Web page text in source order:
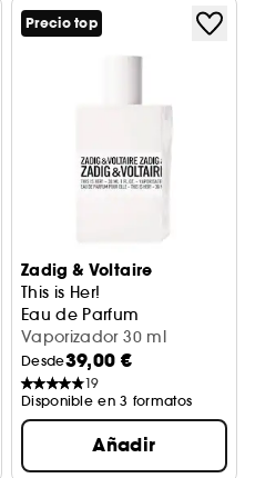
Precio top
Zadig & Voltaire
This is Her!
Eau de Parfum
Vaporizador 30 ml
Desde39,00 €
19
Disponible en 3 formatos
Añadir